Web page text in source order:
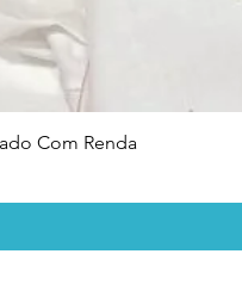
Com Renda